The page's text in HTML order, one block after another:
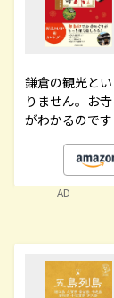
鎌倉の観光と
りません。お
がわかるのです
AD